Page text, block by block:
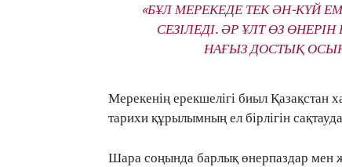
«БҰЛ МЕРЕКЕДЕ ТЕК ӘН-
СЕЗІЛЕДІ. ӘР ҰЛТ ӨЗ
НАҒЫЗ ДОСТЫҚ
Мерекенің ерекшелігі биыл
тарихи құрылымның ел бірлігін
Шара соңында барлық өнерпаздар мен